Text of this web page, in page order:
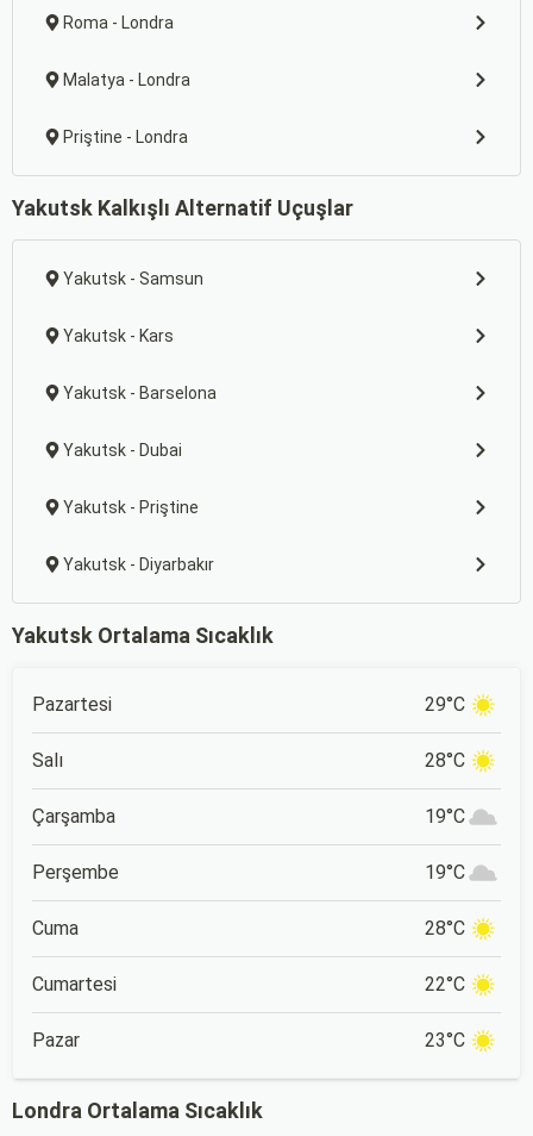
Roma - Londra
Malatya - Londra
Priştine - Londra
Yakutsk Kalkışlı Alternatif Uçuşlar
Yakutsk - Samsun
Yakutsk - Kars
Yakutsk - Barselona
Yakutsk - Dubai
Yakutsk - Priştine
Yakutsk - Diyarbakır
Yakutsk Ortalama Sıcaklık
Pazartesi 29°C
Salı 28°C
Çarşamba 19°C
Perşembe 19°C
Cuma 28°C
Cumartesi 22°C
Pazar 23°C
Londra Ortalama Sıcaklık